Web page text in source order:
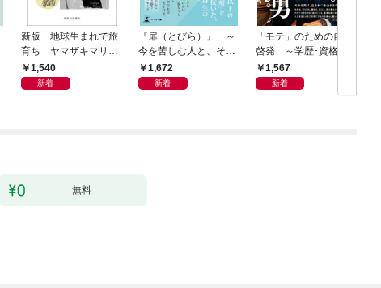
新版 地球生まれで旅
育ち ヤマザキマリ流
人生論
1,540
新着
『扉（とびら）』 ～
今を苦しむ人と、その
ご家族、そして「あな
た」へ～
1,672
新着
「モテ」のための自己
啓発 ～学歴･資格･音
楽･スポーツ･身長･整
形･美容･ダイエット･
1,567
新着
無料